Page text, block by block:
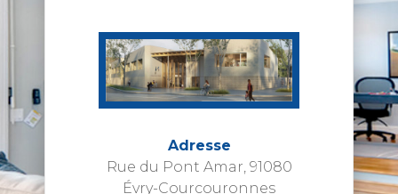
Adresse
Rue du Pont Amar, 91080
Évry-Courcouronnes